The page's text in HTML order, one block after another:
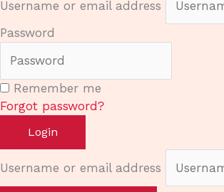
Username or email address
Password
Remember me
Forgot password?
Login
Username or email address